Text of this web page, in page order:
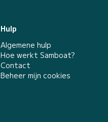
Hulp
Algemene hulp
Hoe werkt Samboat?
Contact
Beheer mijn cookies